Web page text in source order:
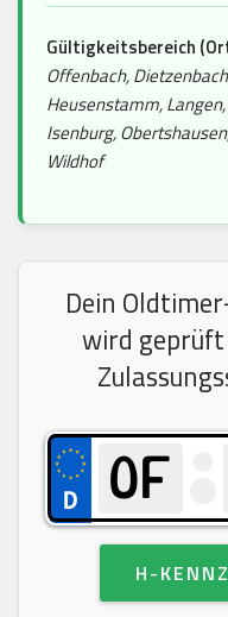
Gültigkeitsbereich
Offenbach,
Heusenstamm,
Isenburg,
Wildhof
Dein
wird
H-